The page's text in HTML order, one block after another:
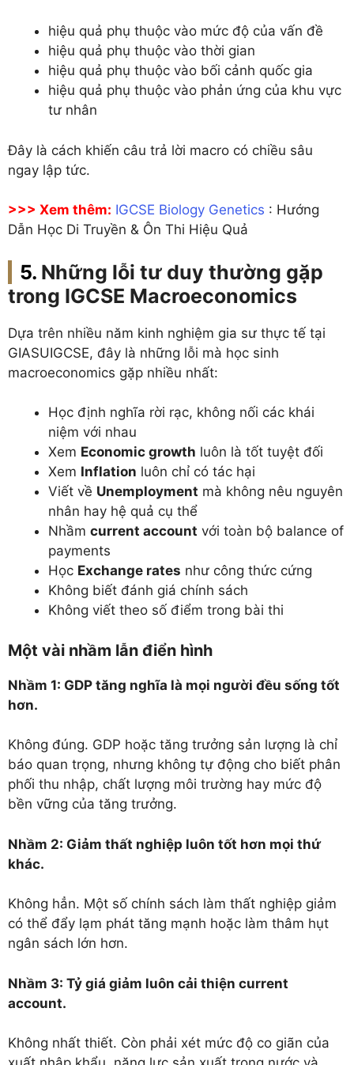
hiệu quả phụ thuộc vào mức độ của vấn đề
hiệu quả phụ thuộc vào thời gian
hiệu quả phụ thuộc vào bối cảnh quốc gia
hiệu quả phụ thuộc vào phản ứng của khu vực
tư nhân
Đây là cách khiến câu trả lời macro có chiều sâu
ngay lập tức.
>>> Xem thêm: IGCSE Biology Genetics : Hướng
Dẫn Học Di Truyền & Ôn Thi Hiệu Quả
Những lỗi tư duy thường gặp
trong IGCSE Macroeconomics
Dựa trên nhiều năm kinh nghiệm gia sư thực tế tại
GIASUIGCSE, đây là những lỗi mà học sinh
macroeconomics gặp nhiều nhất:
Học định nghĩa rời rạc, không nối các khái
niệm với nhau
Xem Economic growth luôn là tốt tuyệt đối
Xem Inflation luôn chỉ có tác hại
Viết về Unemployment mà không nêu nguyên
nhân hay hệ quả cụ thể
Nhầm current account với toàn bộ balance of
payments
Học Exchange rates như công thức cứng
Không biết đánh giá chính sách
Không viết theo số điểm trong bài thi
Một vài nhầm lẫn điển hình
Nhầm 1: GDP tăng nghĩa là mọi người đều sống tốt
hơn.
Không đúng. GDP hoặc tăng trưởng sản lượng là chỉ
báo quan trọng, nhưng không tự động cho biết phân
phối thu nhập, chất lượng môi trường hay mức độ
bền vững của tăng trưởng.
Nhầm 2: Giảm thất nghiệp luôn tốt hơn mọi thứ
khác.
Không hẳn. Một số chính sách làm thất nghiệp giảm
có thể đẩy lạm phát tăng mạnh hoặc làm thâm hụt
ngân sách lớn hơn.
Nhầm 3: Tỷ giá giảm luôn cải thiện current
account.
Không nhất thiết. Còn phải xét mức độ co giãn của